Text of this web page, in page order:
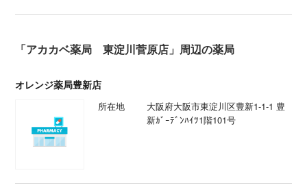
「アカカベ薬局 東淀川菅原店」周辺の薬局
オレンジ薬局豊新店
所在地
大阪府大阪市東淀川区豊新1-1-1 豊
新ｶﾞｰﾃﾞﾝﾊｲﾂ1階101号